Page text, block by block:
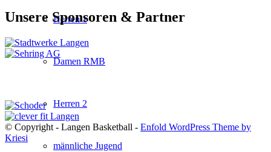
Herren 1
Damen RMB
Herren 2
männliche Jugend
Unsere Sponsoren & Partner
© Copyright - Langen Basketball - Enfold WordPress Theme by
Kriesi